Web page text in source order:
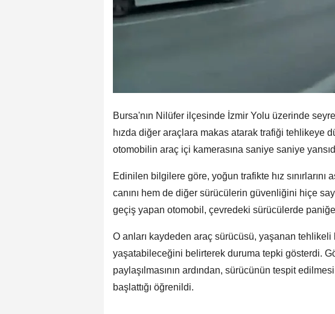
Bursa'nın Nilüfer ilçesinde İzmir Yolu üzerinde
hızda diğer araçlara makas atarak trafiği tehlikeye
otomobilin araç içi kamerasına saniye saniye
Edinilen bilgilere göre, yoğun trafikte hız
canını hem de diğer sürücülerin güvenliğini hiçe
geçiş yapan otomobil, çevredeki sürücülerde
O anları kaydeden araç sürücüsü, yaşanan
yaşatabileceğini belirterek duruma tepki gösterdi.
paylaşılmasının ardından, sürücünün tespit
başlattığı öğrenildi.